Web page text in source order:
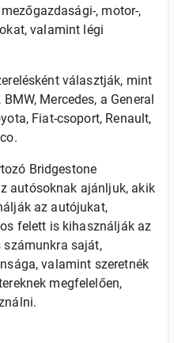
, motor-,
valamint légi
választják, mint
Mercedes, a General
Fiat-csoport, Renault,
Bridgestone
autósoknak ajánljuk, akik
az autójukat,
felett is kihasználják az
számunkra saját,
valamint szeretnék
megfelelően,